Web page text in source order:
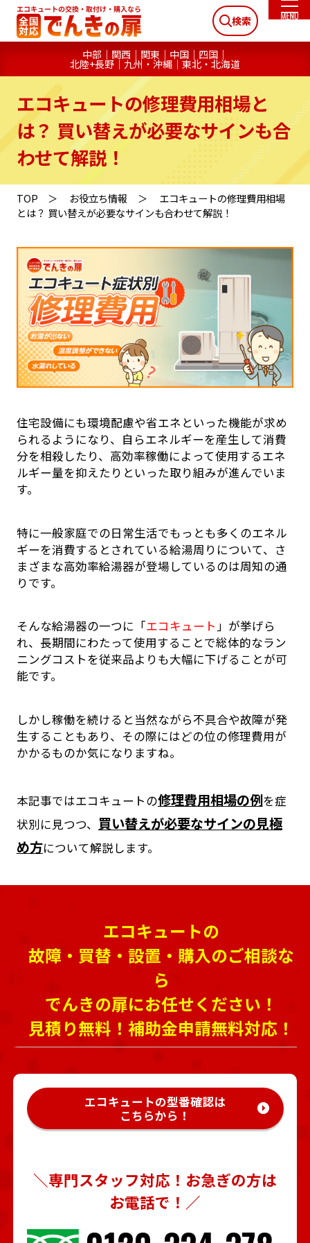
検索
中部 関西 関東 中国 四国
北陸+長野 九州・沖縄 東北・北海道
エコキュートの修理費用相場と
は？ 買い替えが必要なサインも合
わせて解説！
TOP お役立ち情報
エコキュートの修理費用相場
とは？ 買い替えが必要なサインも合わせて解説！
住宅設備にも環境配慮や省エネといった機能が求め
られるようになり、自らエネルギーを産生して消費
分を相殺したり、高効率稼働によって使用するエネ
ルギー量を抑えたりといった取り組みが進んでいま
す。
特に一般家庭での日常生活でもっとも多くのエネル
ギーを消費するとされている給湯周りについて、さ
まざまな高効率給湯器が登場しているのは周知の通
りです。
そんな給湯器の一つに「エコキュート」が挙げら
れ、長期間にわたって使用することで総体的なラン
ニングコストを従来品よりも大幅に下げることが可
能です。
しかし稼働を続けると当然ながら不具合や故障が発
生することもあり、その際にはどの位の修理費用が
かかるものか気になりますね。
本記事ではエコキュートの修理費用相場の例を症
状別に見つつ、 買い替えが必要なサインの見極
め方について解説します。
エコキュートの
故障・買替・設置・購入のご相談な
ら
でんきの扉にお任せください！
見積り無料！補助金申請無料対応！
エコキュートの型番確認は
こちらから！
＼専門スタッフ対応！お急ぎの方は
お電話で！／